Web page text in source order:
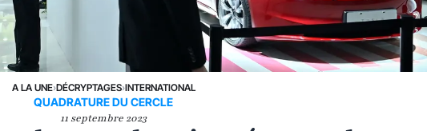
A LA UNE›DÉCRYPTAGES›INTERNATIONAL
QUADRATURE DU CERCLE
11 septembre 2023